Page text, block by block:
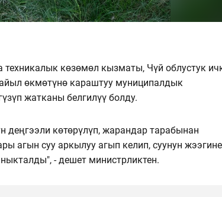
көзөмөл кызматы, Чүй облустук
өкмөтүнө караштуу муниципалдык
жатканы белгилүү болду.
деңгээли көтөрүлүп, жарандар тарабынан
агын суу аркылуу агып келип, суунун жээгине
- дешет министрликтен.